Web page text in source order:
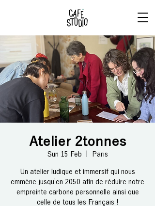
Atelier 2tonnes
Sun 15 Feb Paris
Un atelier ludique et immersif qui nous
emmène jusqu’en 2050 afin de réduire notre
empreinte carbone personnelle ainsi que
celle de tous les Français !